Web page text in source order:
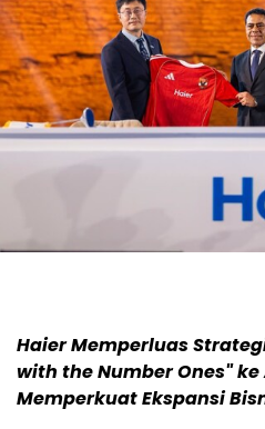
Haier Memperluas
with the Number Ones"
Memperkuat Ekspansi